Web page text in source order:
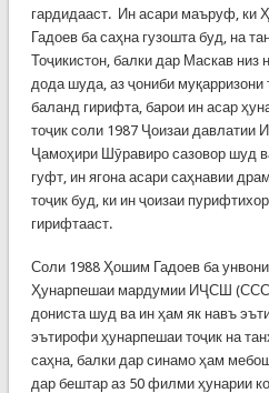
гардидааст. Ин асари маъруф, ки
Гадоев ба саҳна гузошта буд, на
Тоҷикистон, балки дар Маскав низ
дода шуда, аз ҷониби муқарризони
баланд гирифта, барои ин асар
тоҷик соли 1987 Ҷоизаи давлатии
Ҷамоҳири Шӯравиро сазовор шуд
гуфт, ин ягона асари саҳнавии
тоҷик буд, ки ин ҷоизаи
гирифтааст.
Соли 1988 Ҳошим Гадоев ба
Ҳунарпешаи мардумии ИҶСШ
дониста шуд ва ин ҳам як навъ
эътирофи ҳунарпешаи тоҷик на
саҳна, балки дар синамо ҳам
дар бештар аз 50 филми ҳунарии